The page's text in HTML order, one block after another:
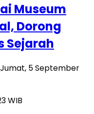
Museum
Dorong
Sejarah
5 September
WIB